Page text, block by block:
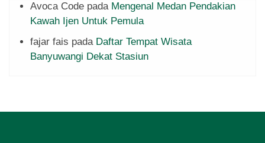
Avoca Code pada Mengenal Medan Pendakian
Kawah Ijen Untuk Pemula
fajar fais pada Daftar Tempat Wisata
Banyuwangi Dekat Stasiun